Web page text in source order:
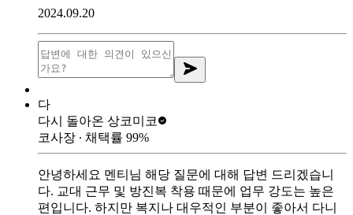
2024.09.20
다
다시 돌아온 상코미코
코사장 ∙ 채택률 99%
안녕하세요 멘티님 해당 질문에 대해 답변 드리겠습니
다. 교대 근무 및 방진복 착용 때문에 업무 강도는 높은
편입니다. 하지만 복지나 대우적인 부분이 좋아서 다니